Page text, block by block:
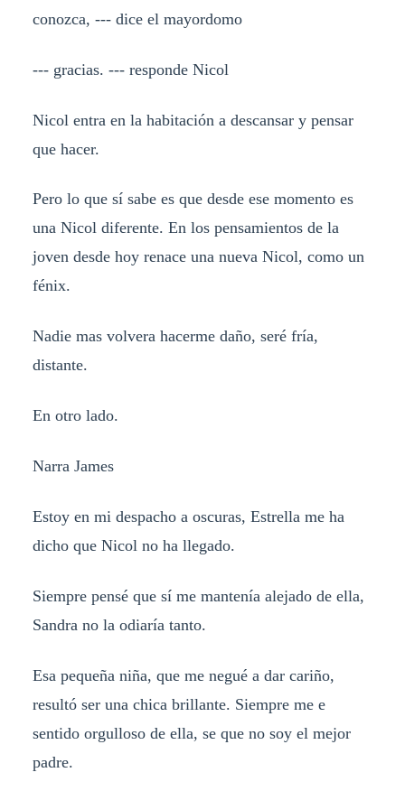
conozca, --- dice el mayordomo
--- gracias. --- responde Nicol
Nicol entra en la habitación a descansar y pensar
que hacer.
Pero lo que sí sabe es que desde ese momento es
una Nicol diferente. En los pensamientos de la
joven desde hoy renace una nueva Nicol, como un
fénix.
Nadie mas volvera hacerme daño, seré fría,
distante.
En otro lado.
Narra James
Estoy en mi despacho a oscuras, Estrella me ha
dicho que Nicol no ha llegado.
Siempre pensé que sí me mantenía alejado de ella,
Sandra no la odiaría tanto.
Esa pequeña niña, que me negué a dar cariño,
resultó ser una chica brillante. Siempre me e
sentido orgulloso de ella, se que no soy el mejor
padre.